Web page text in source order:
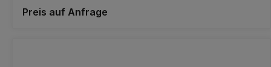
Bedienung vertraut)
Preis auf Anfrage